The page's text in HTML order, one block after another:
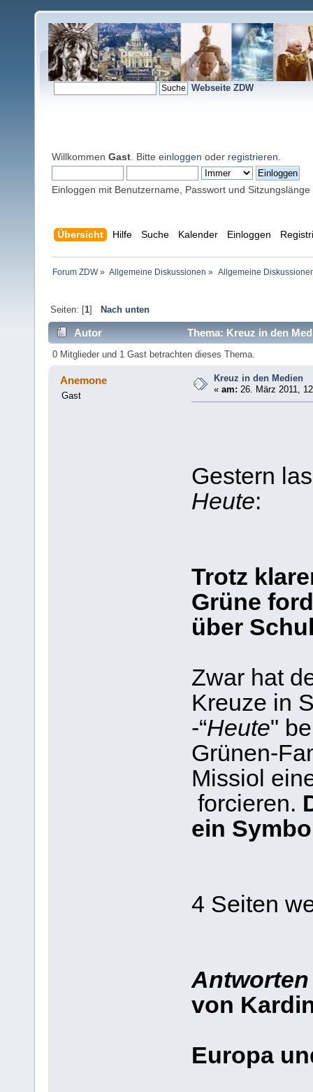
Webseite ZDW
Willkommen Gast . Bitte einloggen oder registrieren
Einloggen mit Benutzername, Passwort und Sitzungslänge
Übersicht Hilfe Suche Kalender Einloggen
Forum ZDW» Allgemeine Diskussionen » Allgemeine
Seiten: [1] Nach unten
Autor Thema: Kreuz in den
0 Mitglieder und 1 Gast betrachten dieses Thema.
Anemone
Gast
Kreuz in den Medien
«am: 26. März 2011,
Gestern
Heute:
Trotz
Grüne
über
Zwar hat
Kreuze in
-“Heute"
Grünen-
Missiol
forcieren.
ein
4 Seiten
Antworten
von
Europa